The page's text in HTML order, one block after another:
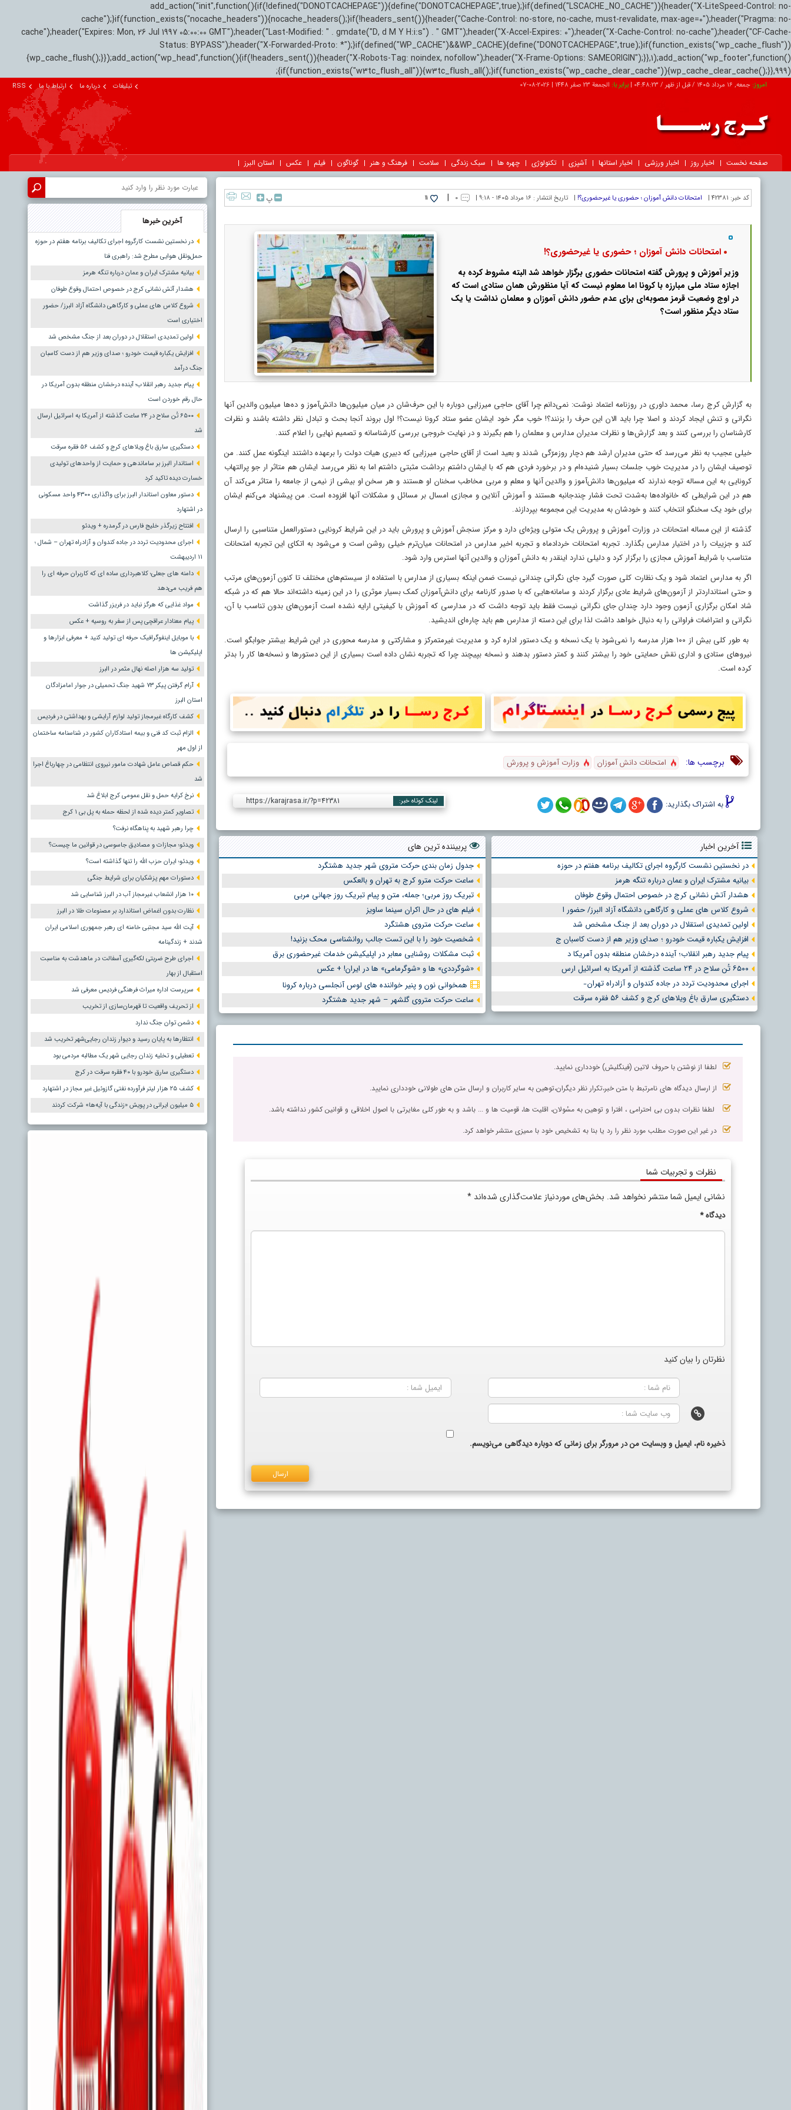
add_action("init",function(){if(!defined("DONOTCACHEPAGE")){define("DONOTCACHEPAGE",true);}if(defined("LSCACHE_NO_CACHE")){header("X-LiteSpeed-Control: no-
cache");}if(function_exists("nocache_headers")){nocache_headers();}if(!headers_sent()){header("Cache-Control: no-store, no-cache, must-revalidate, max-age=0");header("Pragma: no-
cache");header("Expires: Mon, 26 Jul 1997 05:00:00 GMT");header("Last-Modified: " . gmdate("D, d M Y H:i:s") . " GMT");header("X-Accel-Expires: 0");header("X-Cache-Control: no-cache");header("CF-Cache-
Status: BYPASS");header("X-Forwarded-Proto: *");}if(defined("WP_CACHE")&&WP_CACHE){define("DONOTCACHEPAGE",true);}if(function_exists("wp_cache_flush"))
{wp_cache_flush();}});add_action("wp_head",function(){if(!headers_sent()){header("X-Robots-Tag: noindex, nofollow");header("X-Frame-Options: SAMEORIGIN");}},1);add_action("wp_footer",function()
{if(function_exists("w3tc_flush_all")){w3tc_flush_all();}if(function_exists("wp_cache_clear_cache")){wp_cache_clear_cache();}},999);
امروز:جمعه, ۱۶ مرداد ۱۴۰۵ / قبل از ظهر / 04:48:24
|برابر با: الجمعة 23 صفر 1448 |
2026-08-07 تبلیغات درباره ما ارتباط با ما RSS
صفحه نخست اخبار روز اخبار ورزشی اخبار استانها آشپزی تکنولوژی چهره ها سبک زندگی سلامت فرهنگ و هنر گوناگون فیلم عکس استان البرز
کد خبر: 42381 | امتحانات دانش آموزان ؛ حضوری یا غیرحضوری؟! | تاریخ انتشار : ۱۶ مرداد ۱۴۰۵ - ۹:۱۸ | ۰ |
11 پ
امتحانات دانش آموزان ؛ حضوری یا غیرحضوری؟!
وزیر آموزش و پرورش گفته امتحانات حضوری برگزار خواهد شد البته مشروط کرده به
اجازه ستاد ملی مبارزه با کرونا اما معلوم نیست که آیا منظورش همان ستادی است که
در اوج وضعیت قرمز مصوبه‌ای برای عدم حضور دانش آموزان و معلمان نداشت یا یک
ستاد دیگر منظور است؟
به گزارش کرج رسا، محمد داوری در روزنامه اعتماد نوشت: نمی‌دانم چرا آقای حاجی میرزایی دوباره با این حرف‌شان در میان میلیون‌ها دانش‌آموز و ده‌ها میلیون والدین آنها
نگرانی و تنش ایجاد کردند و اصلا چرا باید الان این حرف را بزنند؟! خوب مگر خود ایشان عضو ستاد کرونا نیست؟! اول بروند آنجا بحث و تبادل نظر داشته باشند و نظرات
کارشناسان را بررسی کنند و بعد گزارش‌ها و نظرات مدیران مدارس و معلمان را هم بگیرند و در نهایت خروجی بررسی کارشناسانه و تصمیم نهایی را اعلام کنند.
خیلی عجیب به نظر می‌رسد که حتی مدیران ارشد هم دچار روزمرّگی شدند و بعید است از آقای حاجی میرزایی که دبیری هیات دولت را برعهده داشتند اینگونه عمل کنند. من
توصیف ایشان را در مدیریت خوب جلسات بسیار شنیده‌ام و در برخورد فردی هم که با ایشان داشتم برداشت مثبتی داشتم اما به نظر می‌رسد ایشان هم متاثر ار جو پرالتهاب
کرونایی به این مساله توجه ندارند که میلیون‌ها دانش‌آموز و والدین آنها و معلم و مربی مخاطب سخنان او هستند و هر سخن او بیشی از نیمی از جامعه را متاثر می‌کند آن
هم در این شرایطی که خانواده‌ها به‌شدت تحت فشار چندجانبه هستند و آموزش آنلاین و مجازی امسال بر مسائل و مشکلات آنها افزوده است. من پیشنهاد می‌کنم ایشان
برای خود یک سخنگو انتخاب کنند و خودشان به مدیریت این مجموعه بپردازند.
گذشته از این مساله امتحانات در وزارت آموزش و پرورش یک متولی ویژه‌ای دارد و مرکز سنجش آموزش و پرورش باید در این شرایط کرونایی دستورالعمل متناسبی را ارسال
کند و جزییات را در اختیار مدارس بگذارد. تجربه امتحانات خردادماه و تجربه اخیر مدارس در امتحانات میان‌ترم خیلی روشن است و می‌شود به اتکای این تجربه امتحانات
متناسب با شرایط آموزش مجازی را برگزار کرد و دلیلی ندارد اینقدر به دانش آموزان و والدین آنها استرس وارد شود.
اگر به مدارس اعتماد شود و یک نظارت کلی صورت گیرد جای نگرانی چندانی نیست ضمن اینکه بسیاری از مدارس با استفاده از سیستم‌های مختلف تا کنون آزمون‌های مرتب
و حتی استانداردتر از آزمون‌های شرایط عادی برگزار کردند و سامانه‌هایی که با صدور کارنامه برای دانش‌آموزان کمک بسیار موثری را در این زمینه داشته‌اند حالا هم که در شبکه
شاد امکان برگزاری آزمون وجود دارد چندان جای نگرانی نیست فقط باید توجه داشت که در مدارسی که آموزش با کیفیتی ارایه نشده است آزمون‌های بدون تناسب با آن،
نگرانی و اعتراضات فراوانی را به ‌دنبال خواهد داشت لذا برای این دسته از مدارس هم باید چاره‌ای اندیشید.
به ‌طور کلی بیش از ۱۰۰ هزار مدرسه را نمی‌شود با یک نسخه و یک دستور اداره کرد و مدیریت غیرمتمرکز و مشارکتی و مدرسه محوری در این شرایط بیشتر جوابگو است.
نیروهای ستادی و اداری نقش حمایتی خود را بیشتر کنند و کمتر دستور بدهند و نسخه بپیچند چرا که تجربه نشان داده است بسیاری از این دستورها و نسخه‌ها کار را بدتر
کرده است.
برچسب ها: امتحانات دانش آموزان وزارت آموزش و پرورش
به اشتراک بگذارید: لینک کوتاه خبر: https://karajrasa.ir/?p=42381
آخرین اخبار
در نخستین نشست کارگروه اجرای تکالیف برنامه هفتم در حوزه
بیانیه مشترک ایران و عمان درباره تنگه هرمز
هشدار آتش نشانی کرج در خصوص احتمال وقوع طوفان
شروع کلاس های عملی و کارگاهی دانشگاه آزاد البرز/ حضور ا
اولین تمدیدی استقلال در دوران بعد از جنگ مشخص شد
افزایش یکباره قیمت خودرو ؛ صدای وزیر هم از دست کاسبان ج
پیام جدید رهبر انقلاب؛ آینده درخشان منطقه بدون آمریکا د
۶۵۰۰ تُن سلاح در ۲۴ ساعت گذشته از آمریکا به اسرائیل ارس
اجرای محدودیت تردد در جاده کندوان و آزادراه تهران ̵
دستگیری سارق باغ ویلاهای کرج و کشف ۵۶ فقره سرقت
پربیننده ترین های
جدول زمان بندی حرکت متروی شهر جدید هشتگرد
ساعت حرکت مترو کرج به تهران و بالعکس
تبریک روز مربی؛ جمله، متن و پیام تبریک روز جهانی مربی
فیلم های در حال اکران سینما ساویز
ساعت حرکت متروی هشتگرد
شخصیت خود را با این تست جالب روانشناسی محک بزنید!
ثبت مشکلات روشنایی معابر در اپلیکیشن خدمات غیرحضوری برق
«شوگرددی» ها و «شوگرمامی» ها در ایران! + عکس
همخوانی نون و پنیر خواننده های لوس آنجلسی درباره کرونا
ساعت حرکت متروی گلشهر – شهر جدید هشتگرد
لطفا از نوشتن با حروف لاتین (فینگلیش) خودداری نمایید.
از ارسال دیدگاه های نامرتبط با متن خبر،تکرار نظر دیگران،توهین به سایر کاربران و ارسال متن های طولانی خودداری نمایید.
لطفا نظرات بدون بی احترامی ، افترا و توهین به مسٔولان، اقلیت ها، قومیت ها و ... باشد و به طور کلی مغایرتی با اصول اخلاقی و قوانین کشور نداشته باشد.
در غیر این صورت مطلب مورد نظر را رد یا بنا به تشخیص خود با ممیزی منتشر خواهد کرد.
نظرات و تجربیات شما
نشانی ایمیل شما منتشر نخواهد شد. بخش‌های موردنیاز علامت‌گذاری شده‌اند *
دیدگاه*
نظرتان را بیان کنید
ذخیره نام، ایمیل و وبسایت من در مرورگر برای زمانی که دوباره دیدگاهی می‌نویسم.
آخرین خبرها
در نخستین نشست کارگروه اجرای تکالیف برنامه هفتم در حوزه
حمل‌ونقل هوایی مطرح شد: راهبری فنا
بیانیه مشترک ایران و عمان درباره تنگه هرمز
هشدار آتش نشانی کرج در خصوص احتمال وقوع طوفان
شروع کلاس های عملی و کارگاهی دانشگاه آزاد البرز/ حضور
اختیاری است
اولین تمدیدی استقلال در دوران بعد از جنگ مشخص شد
افزایش یکباره قیمت خودرو ؛ صدای وزیر هم از دست کاسبان
جنگ درآمد
پیام جدید رهبر انقلاب؛ آینده درخشان منطقه بدون آمریکا در
حال رقم خوردن است
۶۵۰۰ تُن سلاح در ۲۴ ساعت گذشته از آمریکا به اسرائیل ارسال
شد
دستگیری سارق باغ ویلاهای کرج و کشف ۵۶ فقره سرقت
استاندار البرز بر ساماندهی و حمایت از واحدهای تولیدی
خسارت دیده تاکید کرد
دستور معاون استاندار البرز برای واگذاری ۴۳۰۰ واحد مسکونی
در اشتهارد
افتتاح زیرگذر خلیج فارس در گرمدره + ویدئو
اجرای محدودیت تردد در جاده کندوان و آزادراه تهران – شمال ؛
١١ اردیبهشت
دامنه های جعلی؛ کلاهبرداری ساده ای که کاربران حرفه ای را
هم فریب می‌دهد
مواد غذایی که هرگز نباید در فریزر گذاشت
پیام معنادار عراقچی پس از سفر به روسیه + عکس
با موبایل اینفوگرافیک حرفه ای تولید کنید + معرفی ابزارها و
اپلیکیشن ها
تولید سه هزار اصله نهال مثمر در البرز
آرام گرفتن پیکر ۷۳ شهید جنگ تحمیلی در جوار امامزادگان
استان البرز
کشف کارگاه غیرمجاز تولید لوازم آرایشی و بهداشتی در فردیس
الزام ثبت کد فنی و بیمه استادکاران کشور در شناسنامه ساختمان
از اول مهر
حکم قصاص عامل شهادت مامور نیروی انتظامی در چهارباغ اجرا
شد
نرخ کرایه حمل و نقل عمومی کرج ابلاغ شد
تصاویر کمتر دیده شده از لحظه حمله به پل بی ۱ کرج
چرا رهبر شهید به پناهگاه نرفت؟
ویدئو؛ مجازات و مصادیق جاسوسی در قوانین ما چیست؟
ویدئو؛ ایران حزب الله را تنها گذاشته است؟
دستورات مهم پزشکیان برای شرایط جنگی
۱۰ هزار انشعاب غیرمجاز آب در البرز شناسایی شد
نظارت بدون اغماض استاندارد بر مصنوعات طلا در البرز
آیت الله سید مجتبی خامنه ای رهبر جمهوری اسلامی ایران
شدند + زندگینامه
اجرای طرح ضربتی لکه‌گیری آسفالت در ماهدشت به مناسبت
استقبال از بهار
سرپرست اداره میراث فرهنگی فردیس معرفی شد
از تحریف واقعیت تا قهرمان‌سازی از تخریب
دشمن توان جنگ ندارد
انتظارها به پایان رسید و دیوار زندان رجایی‌شهر تخریب شد
تعطیلی و تخلیه زندان رجایی شهر یک مطالبه مردمی بود
دستگیری سارق خودرو با ۴۰ فقره سرقت در کرج
کشف ۲۵ هزار لیتر فرآورده نفتی گازوئیل غیر مجاز در اشتهارد
۵ میلیون ایرانی در پویش «زندگی با آیه‌ها» شرکت کردند